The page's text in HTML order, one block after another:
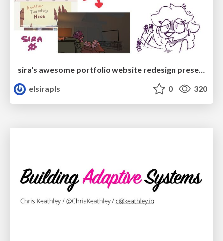
sira's awesome portfolio website redesign presentation
elsirapls
0 320